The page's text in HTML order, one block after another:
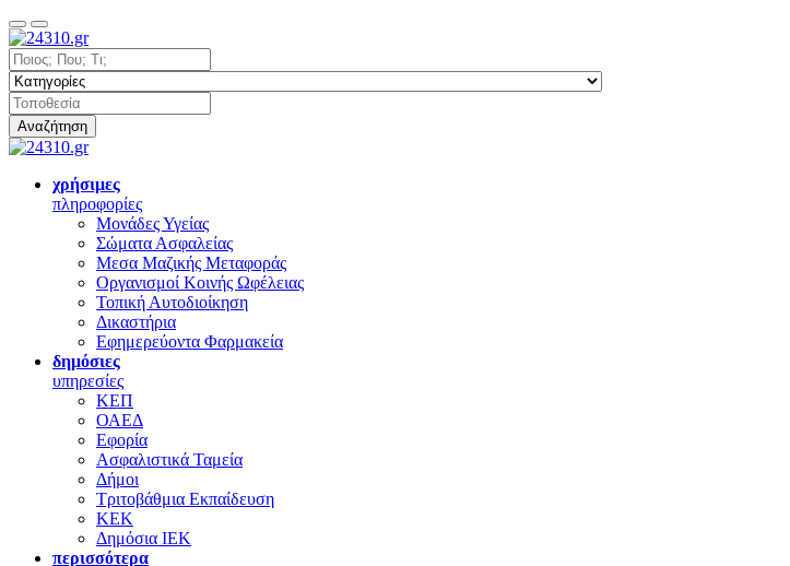
Αναζήτηση
χρήσιμες
πληροφορίες
Μονάδες Υγείας
Σώματα Ασφαλείας
Μεσα Μαζικής Μεταφοράς
Οργανισμοί Κοινής Ωφέλειας
Τοπική Αυτοδιοίκηση
Δικαστήρια
Εφημερεύοντα Φαρμακεία
δημόσιες
υπηρεσίες
ΚΕΠ
ΟΑΕΔ
Εφορία
Ασφαλιστικά Ταμεία
Δήμοι
Τριτοβάθμια Εκπαίδευση
ΚΕΚ
Δημόσια ΙΕΚ
περισσότερα